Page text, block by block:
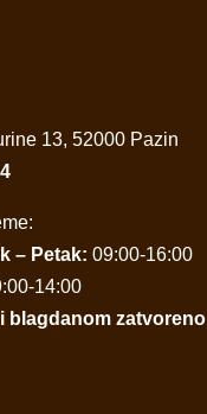
13, 52000 Pazin
– Petak: 09:00-16:00
14:00
blagdanom zatvoreno